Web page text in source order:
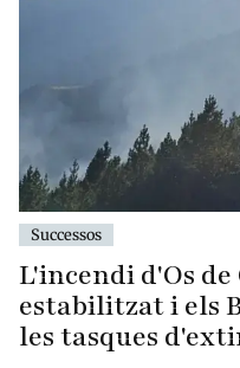
Successos
L'incendi d'Os
estabilitzat i els
les tasques